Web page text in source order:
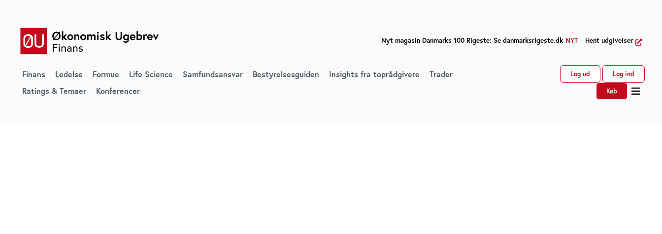
Nyt magasin Danmarks 100 Rigeste: Se danmarksrigeste.dk NYT Hent udgivelser
Finans Ledelse Formue Life Science Samfundsansvar Bestyrelsesguiden Insights fra toprådgivere
Trader
Ratings & Temaer
Konferencer
Log ud Log ind
Køb